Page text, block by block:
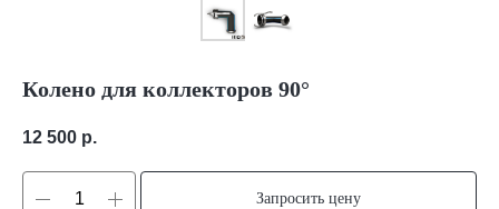
Колено для коллекторов 90°
12 500 р.
Запросить цену